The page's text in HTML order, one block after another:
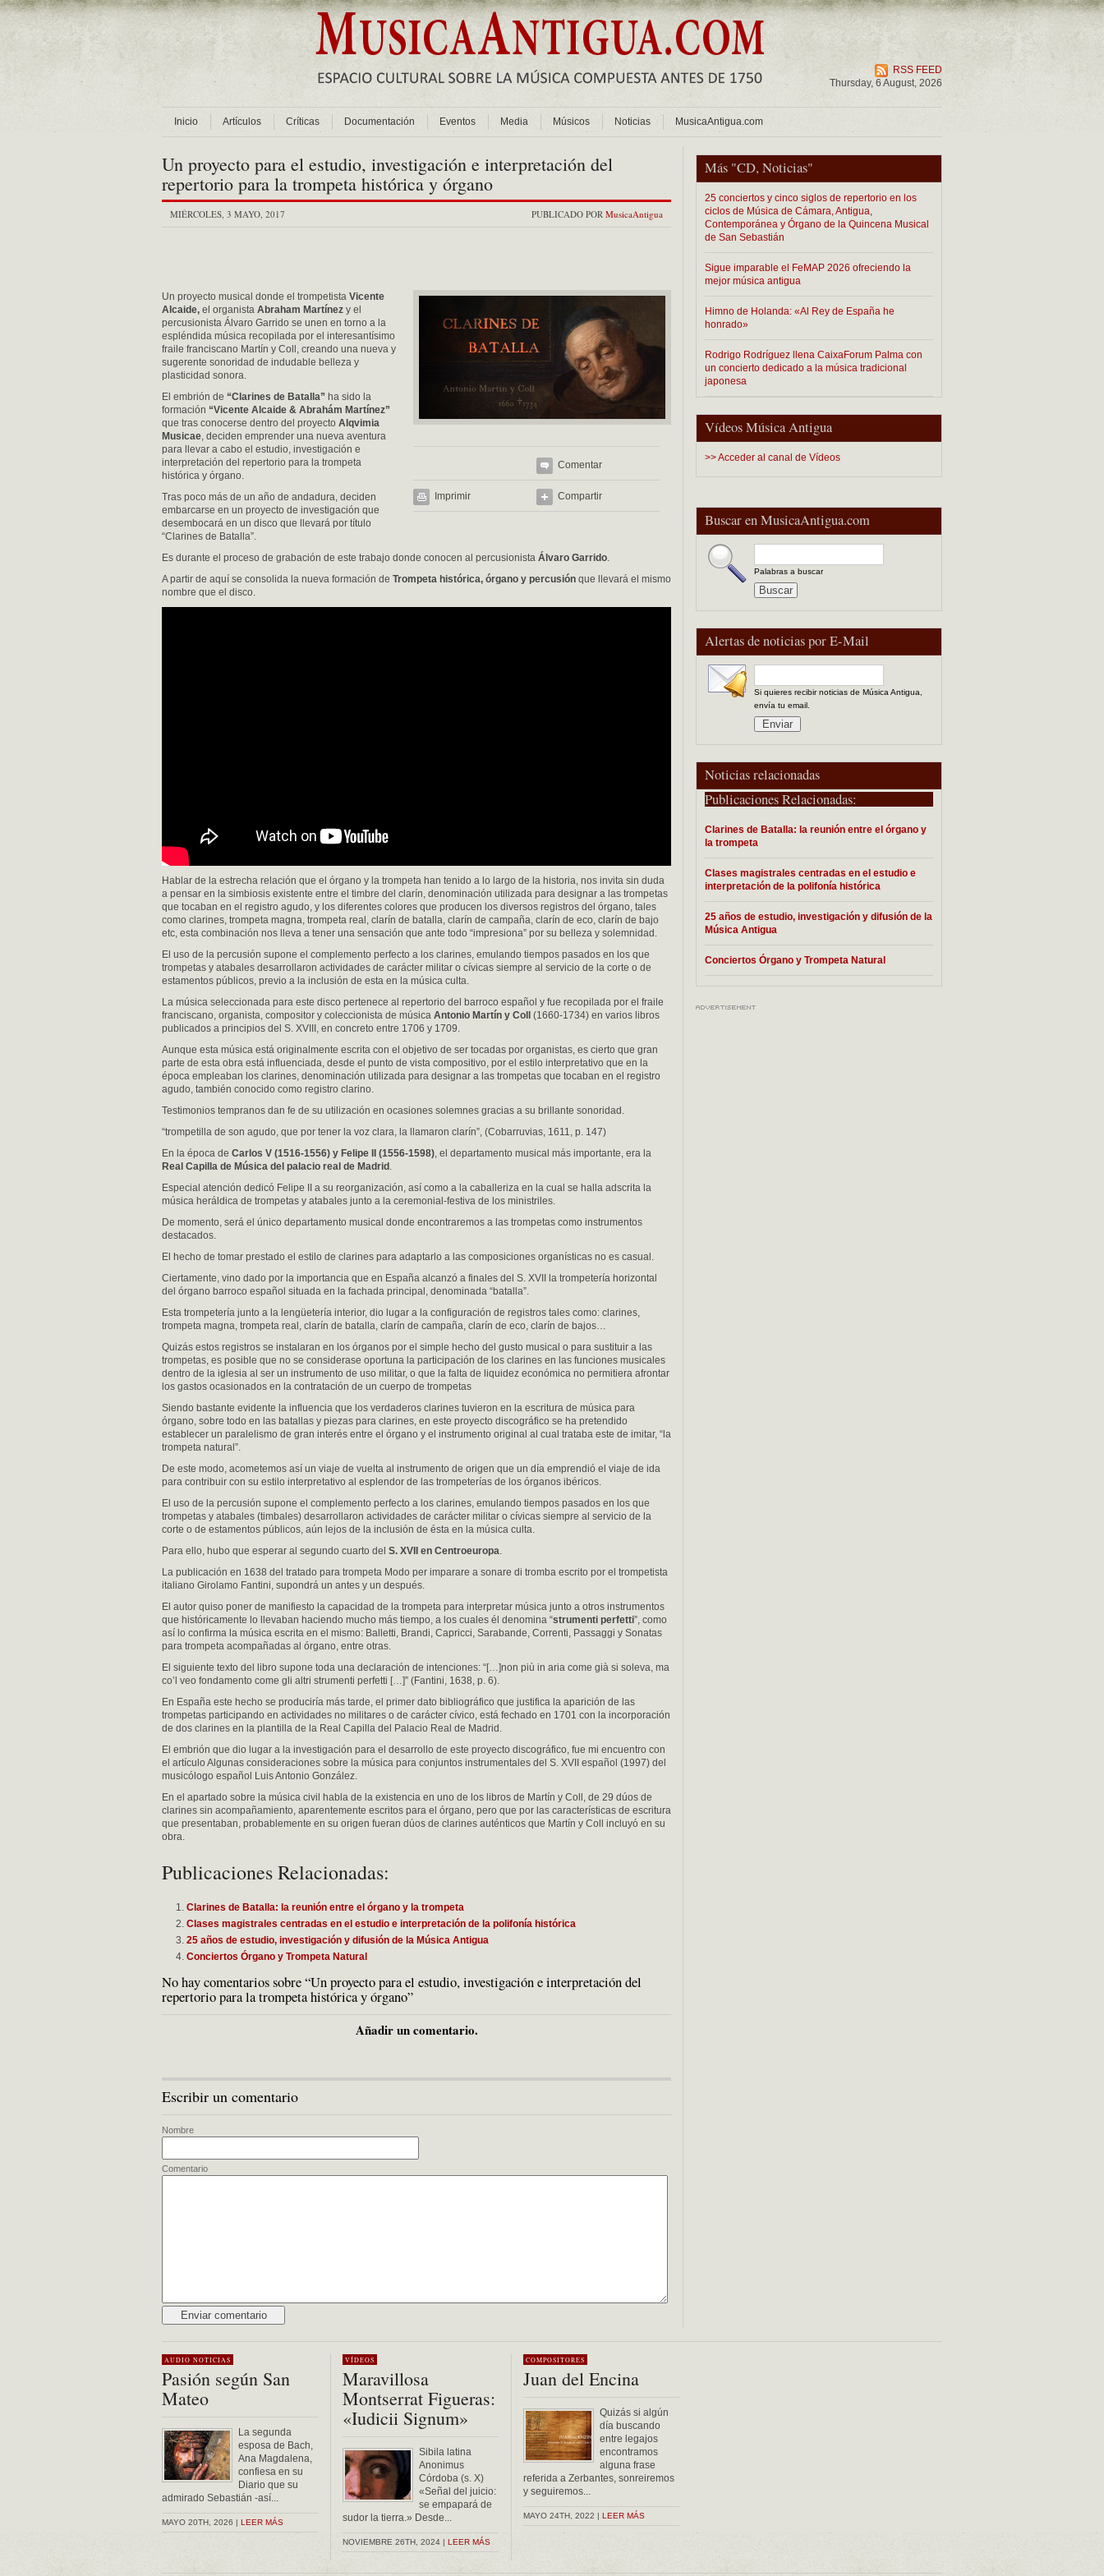
RSS FEED
Thursday, 6 August, 2026
Inicio Artículos Críticas Documentación Eventos Media Músicos Noticias MusicaAntigua.com
Más "CD, Noticias"
25 conciertos y cinco siglos de repertorio en los
ciclos de Música de Cámara, Antigua,
Contemporánea y Órgano de la Quincena Musical
de San Sebastián
Sigue imparable el FeMAP 2026 ofreciendo la
mejor música antigua
Himno de Holanda: «Al Rey de España he
honrado»
Rodrigo Rodríguez llena CaixaForum Palma con
un concierto dedicado a la música tradicional
japonesa
Vídeos Música Antigua
>> Acceder al canal de Vídeos
Buscar en MusicaAntigua.com
Palabras a buscar
Alertas de noticias por E-Mail
Si quieres recibir noticias de Música Antigua,
envía tu email.
Noticias relacionadas
Publicaciones Relacionadas:
Clarines de Batalla: la reunión entre el órgano y
la trompeta
Clases magistrales centradas en el estudio e
interpretación de la polifonía histórica
25 años de estudio, investigación y difusión de la
Música Antigua
Conciertos Órgano y Trompeta Natural
Un proyecto para el estudio, investigación e interpretación del
repertorio para la trompeta histórica y órgano
PUBLICADO POR MusicaAntigua
MIÉRCOLES, 3 MAYO, 2017
Comentar
Imprimir Compartir
Un proyecto musical donde el trompetista Vicente
Alcaide, el organista Abraham Martínez y el
percusionista Álvaro Garrido se unen en torno a la
espléndida música recopilada por el interesantísimo
fraile franciscano Martín y Coll, creando una nueva y
sugerente sonoridad de indudable belleza y
plasticidad sonora.
El embrión de “Clarines de Batalla” ha sido la
formación “Vicente Alcaide & Abrahám Martínez”
que tras conocerse dentro del proyecto Alqvimia
Musicae, deciden emprender una nueva aventura
para llevar a cabo el estudio, investigación e
interpretación del repertorio para la trompeta
histórica y órgano.
Tras poco más de un año de andadura, deciden
embarcarse en un proyecto de investigación que
desembocará en un disco que llevará por título
“Clarines de Batalla”.
Es durante el proceso de grabación de este trabajo donde conocen al percusionista Álvaro Garrido.
A partir de aquí se consolida la nueva formación de Trompeta histórica, órgano y percusión que llevará el mismo
nombre que el disco.
Hablar de la estrecha relación que el órgano y la trompeta han tenido a lo largo de la historia, nos invita sin duda
a pensar en la simbiosis existente entre el timbre del clarín, denominación utilizada para designar a las trompetas
que tocaban en el registro agudo, y los diferentes colores que producen los diversos registros del órgano, tales
como clarines, trompeta magna, trompeta real, clarín de batalla, clarín de campaña, clarín de eco, clarín de bajo
etc, esta combinación nos lleva a tener una sensación que ante todo “impresiona” por su belleza y solemnidad.
El uso de la percusión supone el complemento perfecto a los clarines, emulando tiempos pasados en los que
trompetas y atabales desarrollaron actividades de carácter militar o cívicas siempre al servicio de la corte o de
estamentos públicos, previo a la inclusión de esta en la música culta.
La música seleccionada para este disco pertenece al repertorio del barroco español y fue recopilada por el fraile
franciscano, organista, compositor y coleccionista de música Antonio Martín y Coll
(1660-1734) en varios libros
publicados a principios del S. XVIII, en concreto entre 1706 y 1709.
Aunque esta música está originalmente escrita con el objetivo de ser tocadas por organistas, es cierto que gran
parte de esta obra está influenciada, desde el punto de vista compositivo, por el estilo interpretativo que en la
época empleaban los clarines, denominación utilizada para designar a las trompetas que tocaban en el registro
agudo, también conocido como registro clarino.
Testimonios tempranos dan fe de su utilización en ocasiones solemnes gracias a su brillante sonoridad.
“trompetilla de son agudo, que por tener la voz clara, la llamaron clarín”, (Cobarruvias, 1611, p. 147)
En la época de Carlos V (1516-1556) y Felipe II (1556-1598), el departamento musical más importante, era la
Real Capilla de Música del palacio real de Madrid .
Especial atención dedicó Felipe II a su reorganización, así como a la caballeriza en la cual se halla adscrita la
música heráldica de trompetas y atabales junto a la ceremonial-festiva de los ministriles.
De momento, será el único departamento musical donde encontraremos a las trompetas como instrumentos
destacados.
El hecho de tomar prestado el estilo de clarines para adaptarlo a las composiciones organísticas no es casual.
Ciertamente, vino dado por la importancia que en España alcanzó a finales del S. XVII la trompetería horizontal
del órgano barroco español situada en la fachada principal, denominada “batalla”.
Esta trompetería junto a la lengüetería interior, dio lugar a la configuración de registros tales como: clarines,
trompeta magna, trompeta real, clarín de batalla, clarín de campaña, clarín de eco, clarín de bajos…
Quizás estos registros se instalaran en los órganos por el simple hecho del gusto musical o para sustituir a las
trompetas, es posible que no se considerase oportuna la participación de los clarines en las funciones musicales
dentro de la iglesia al ser un instrumento de uso militar, o que la falta de liquidez económica no permitiera afrontar
los gastos ocasionados en la contratación de un cuerpo de trompetas
Siendo bastante evidente la influencia que los verdaderos clarines tuvieron en la escritura de música para
órgano, sobre todo en las batallas y piezas para clarines, en este proyecto discográfico se ha pretendido
establecer un paralelismo de gran interés entre el órgano y el instrumento original al cual trataba este de imitar, “la
trompeta natural”.
De este modo, acometemos así un viaje de vuelta al instrumento de origen que un día emprendió el viaje de ida
para contribuir con su estilo interpretativo al esplendor de las trompeterías de los órganos ibéricos.
El uso de la percusión supone el complemento perfecto a los clarines, emulando tiempos pasados en los que
trompetas y atabales (timbales) desarrollaron actividades de carácter militar o cívicas siempre al servicio de la
corte o de estamentos públicos, aún lejos de la inclusión de ésta en la música culta.
Para ello, hubo que esperar al segundo cuarto del S. XVII en Centroeuropa.
La publicación en 1638 del tratado para trompeta Modo per imparare a sonare di tromba escrito por el trompetista
italiano Girolamo Fantini, supondrá un antes y un después.
El autor quiso poner de manifiesto la capacidad de la trompeta para interpretar música junto a otros instrumentos
que históricamente lo llevaban haciendo mucho más tiempo, a los cuales él denomina “strumenti perfetti”, como
así lo confirma la música escrita en el mismo: Balletti, Brandi, Capricci, Sarabande, Correnti, Passaggi y Sonatas
para trompeta acompañadas al órgano, entre otras.
El siguiente texto del libro supone toda una declaración de intenciones: “[…]non più in aria come già si soleva, ma
co’l veo fondamento come gli altri strumenti perfetti […]” (Fantini, 1638, p. 6).
En España este hecho se produciría más tarde, el primer dato bibliográfico que justifica la aparición de las
trompetas participando en actividades no militares o de carácter cívico, está fechado en 1701 con la incorporación
de dos clarines en la plantilla de la Real Capilla del Palacio Real de Madrid.
El embrión que dio lugar a la investigación para el desarrollo de este proyecto discográfico, fue mi encuentro con
el artículo Algunas consideraciones sobre la música para conjuntos instrumentales del S. XVII español (1997) del
musicólogo español Luis Antonio González.
En el apartado sobre la música civil habla de la existencia en uno de los libros de Martín y Coll, de 29 dúos de
clarines sin acompañamiento, aparentemente escritos para el órgano, pero que por las características de escritura
que presentaban, probablemente en su origen fueran dúos de clarines auténticos que Martín y Coll incluyó en su
obra.
Publicaciones Relacionadas:
Clarines de Batalla: la reunión entre el órgano y la trompeta
Clases magistrales centradas en el estudio e interpretación de la polifonía histórica
25 años de estudio, investigación y difusión de la Música Antigua
Conciertos Órgano y Trompeta Natural
No hay comentarios sobre “Un proyecto para el estudio, investigación e interpretación del
repertorio para la trompeta histórica y órgano”
Añadir un comentario.
Escribir un comentario
Nombre
Comentario
AUDIO NOTICIAS
Pasión según San
Mateo
La segunda
esposa de Bach,
Ana Magdalena,
confiesa en su
Diario que su
admirado Sebastián -así...
MAYO 20TH, 2026 | LEER MÁS
VÍDEOS
Maravillosa
Montserrat Figueras:
«Iudicii Signum»
Sibila latina
Anonimus
Córdoba (s. X)
«Señal del juicio:
se empapará de
sudor la tierra.» Desde...
NOVIEMBRE 26TH, 2024 | LEER MÁS
COMPOSITORES
Juan del Encina
Quizás si algún
día buscando
entre legajos
encontramos
alguna frase
referida a Zerbantes, sonreiremos
y seguiremos...
MAYO 24TH, 2022 | LEER MÁS